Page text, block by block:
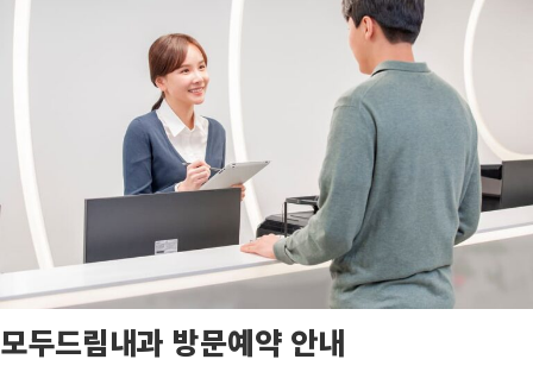
모두드림내과 방문예약 안내